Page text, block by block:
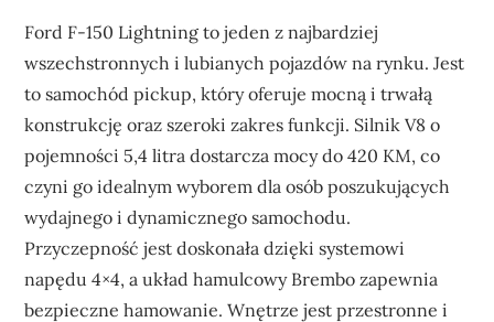
Ford F-150 Lightning to jeden z najbardziej
wszechstronnych i lubianych pojazdów na rynku. Jest
to samochód pickup, który oferuje mocną i trwałą
konstrukcję oraz szeroki zakres funkcji. Silnik V8 o
pojemności 5,4 litra dostarcza mocy do 420 KM, co
czyni go idealnym wyborem dla osób poszukujących
wydajnego i dynamicznego samochodu.
Przyczepność jest doskonała dzięki systemowi
napędu 4×4, a układ hamulcowy Brembo zapewnia
bezpieczne hamowanie. Wnętrze jest przestronne i